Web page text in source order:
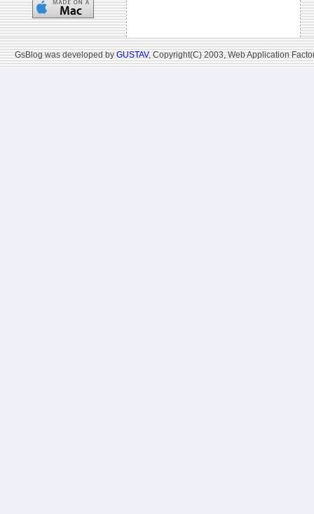
GsBlog was developed byGUSTAV, Copyright(C) 2003, Web Application